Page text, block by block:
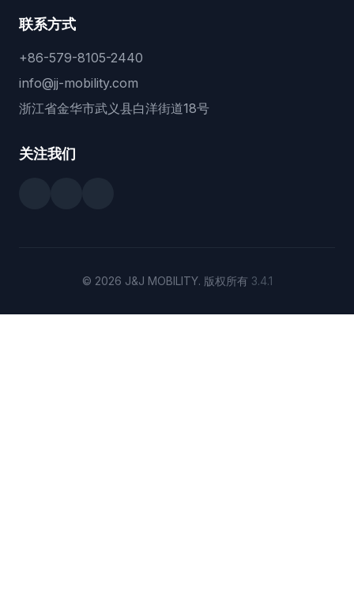
联系方式
+86-579-8105-2440
info@jj-mobility.com
浙江省金华市武义县白洋街道18号
关注我们
© 2026 J&J MOBILITY. 版权所有 3.4.1